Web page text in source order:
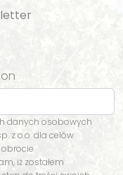
danych osobowych
z o.o. dla celów
iż zostałem